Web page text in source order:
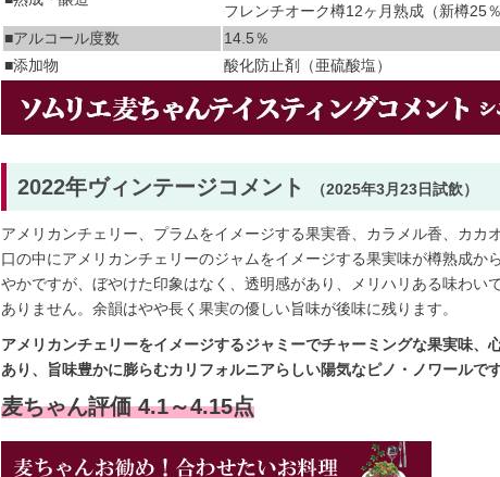
フレンチオーク樽12ヶ月熟成（新樽25％
■アルコール度数
14.5％
■添加物
酸化防止剤（亜硫酸塩）
2022年ヴィンテージコメント （2025年3月23日試飲）
アメリカンチェリー、プラムをイメージする果実香、カラメル香、カカ
口の中にアメリカンチェリーのジャムをイメージする果実味が樽熟成か
やかですが、ぼやけた印象はなく、透明感があり、メリハリある味わい
ありません。余韻はやや長く果実の優しい旨味が後味に残ります。
アメリカンチェリーをイメージするジャミーでチャーミングな果実味
あり、旨味豊かに膨らむカリフォルニアらしい陽気なピノ・ノワールです
麦ちゃん評価 4.1～4.15点